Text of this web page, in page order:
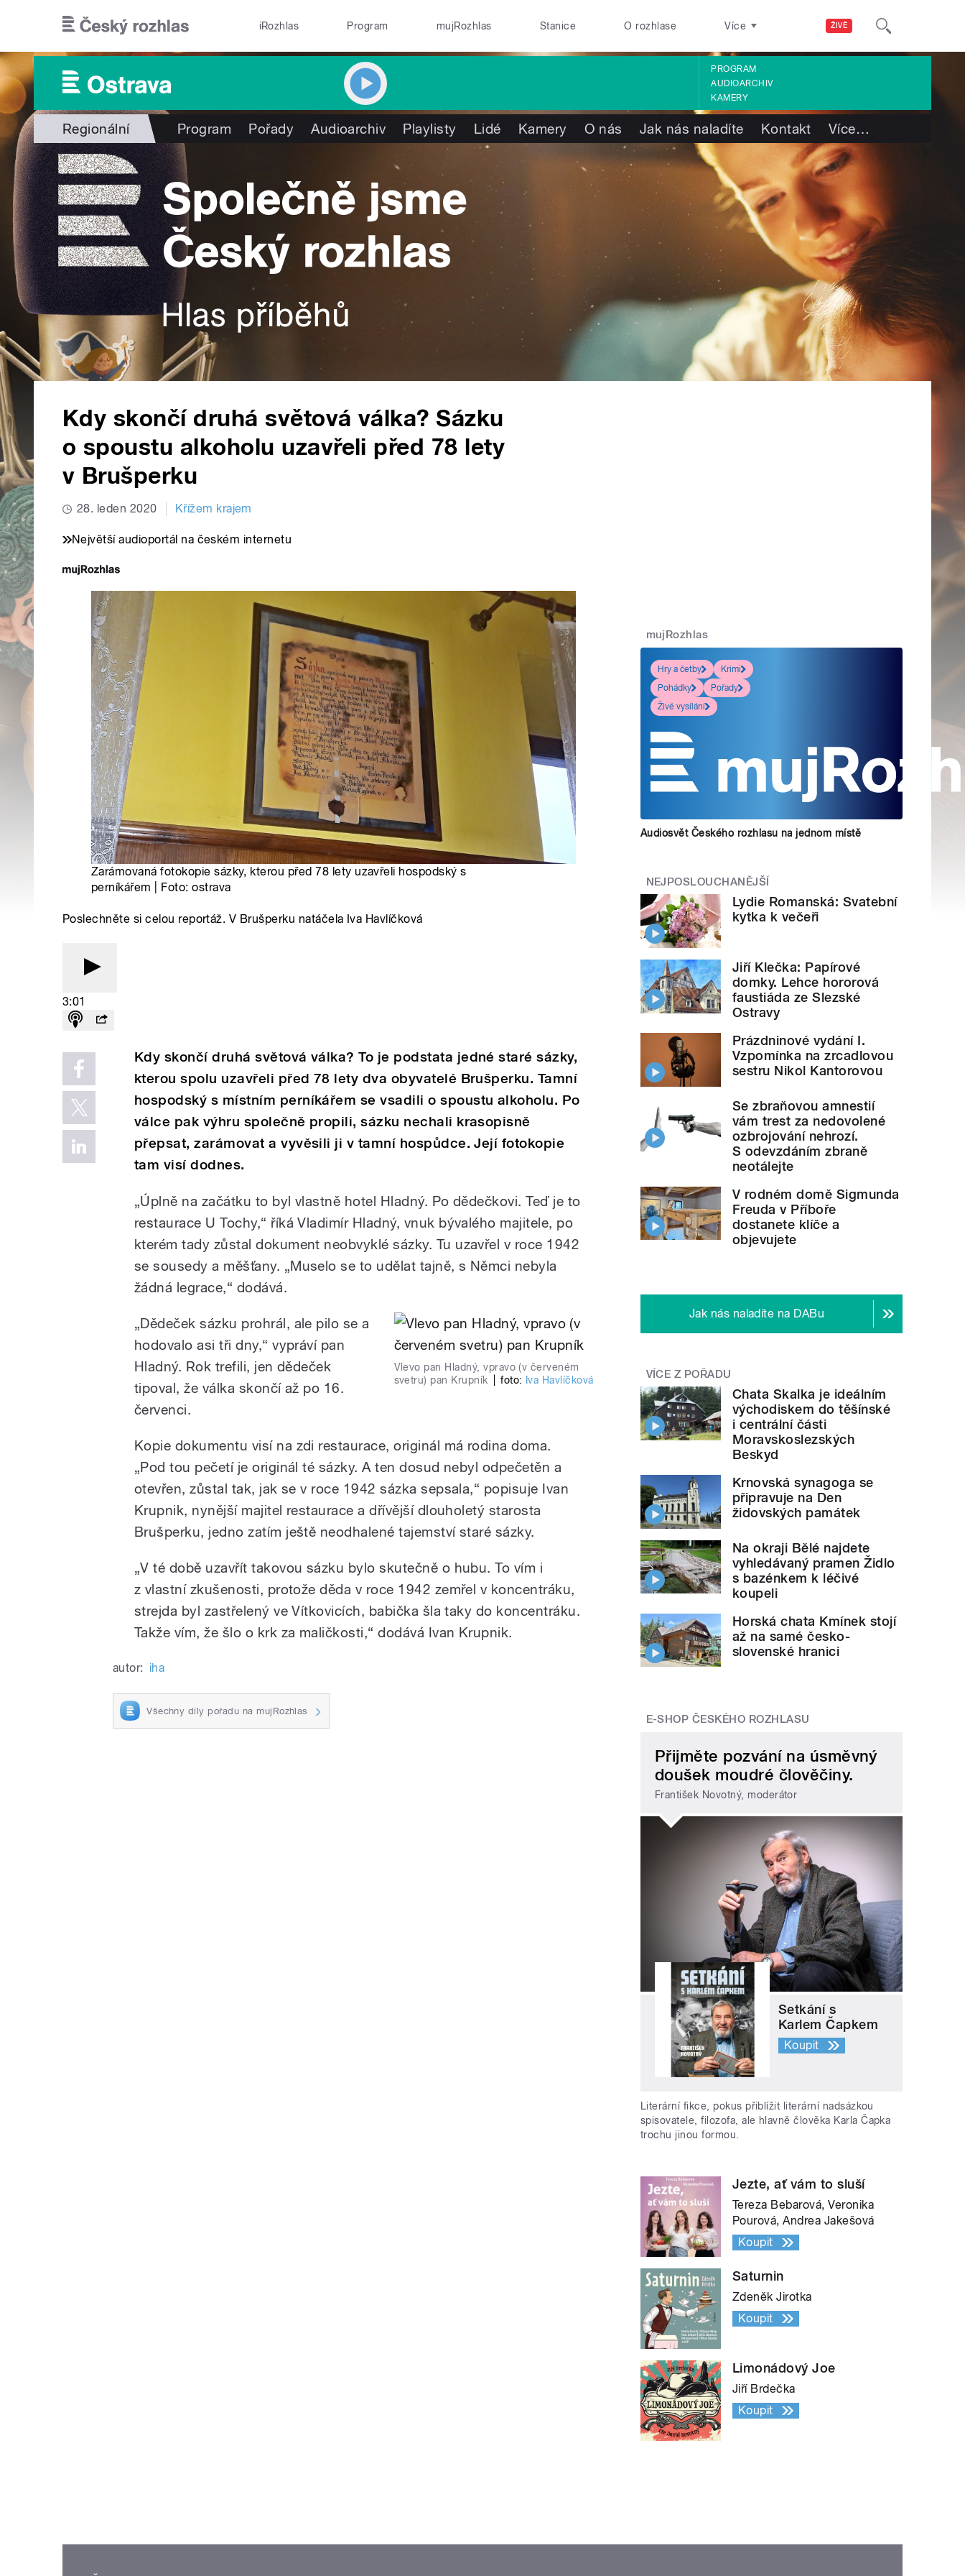
ŽIVĚ
iRozhlas Program mujRozhlas Stanice O rozhlase Více
PROGRAM
AUDIOARCHIV
KAMERY
Regionální Program Pořady Audioarchiv Playlisty Lidé Kamery O nás Jak nás naladíte Kontakt Více…
Kdy skončí druhá světová válka? Sázku
o spoustu alkoholu uzavřeli před 78 lety
v Brušperku
28. leden 2020 Křížem krajem
Největší audioportál na českém internetu
Zarámovaná fotokopie sázky, kterou před 78 lety uzavřeli hospodský s
perníkářem | Foto: ostrava
Poslechněte si celou reportáž. V Brušperku natáčela Iva Havlíčková
3:01
Kdy skončí druhá světová válka? To je podstata jedné staré sázky,
kterou spolu uzavřeli před 78 lety dva obyvatelé Brušperku. Tamní
hospodský s místním perníkářem se vsadili o spoustu alkoholu. Po
válce pak výhru společně propili, sázku nechali krasopisně
přepsat, zarámovat a vyvěsili ji v tamní hospůdce. Její fotokopie
tam visí dodnes.
„Úplně na začátku to byl vlastně hotel Hladný. Po dědečkovi. Teď je to
restaurace U Tochy,“ říká Vladimír Hladný, vnuk bývalého majitele, po
kterém tady zůstal dokument neobvyklé sázky. Tu uzavřel v roce 1942
se sousedy a měšťany. „Muselo se to udělat tajně, s Němci nebyla
žádná legrace,“ dodává.
Vlevo pan Hladný, vpravo (v červeném
svetru) pan Krupník
foto: Iva Havlíčková
„Dědeček sázku prohrál, ale pilo se a
hodovalo asi tři dny,“ vypráví pan
Hladný. Rok trefili, jen dědeček
tipoval, že válka skončí až po 16.
červenci.
Kopie dokumentu visí na zdi restaurace, originál má rodina doma.
„Pod tou pečetí je originál té sázky. A ten dosud nebyl odpečetěn a
otevřen, zůstal tak, jak se v roce 1942 sázka sepsala,“ popisuje Ivan
Krupnik, nynější majitel restaurace a dřívější dlouholetý starosta
Brušperku, jedno zatím ještě neodhalené tajemství staré sázky.
„V té době uzavřít takovou sázku bylo skutečně o hubu. To vím i
z vlastní zkušenosti, protože děda v roce 1942 zemřel v koncentráku,
strejda byl zastřelený ve Vítkovicích, babička šla taky do koncentráku.
Takže vím, že šlo o krk za maličkosti,“ dodává Ivan Krupnik.
autor: iha
Všechny díly pořadu na mujRozhlas
mujRozhlas
Hry a četby
Krimi
Pohádky
Pořady
Živé vysílání
Audiosvět Českého rozhlasu na jednom místě
NEJPOSLOUCHANĚJŠÍ
Lydie Romanská: Svatební
kytka k večeři
Jiří Klečka: Papírové
domky. Lehce hororová
faustiáda ze Slezské
Ostravy
Prázdninové vydání I.
Vzpomínka na zrcadlovou
sestru Nikol Kantorovou
Se zbraňovou amnestií
vám trest za nedovolené
ozbrojování nehrozí.
S odevzdáním zbraně
neotálejte
V rodném domě Sigmunda
Freuda v Příboře
dostanete klíče a
objevujete
Jak nás naladíte na DABu
VÍCE Z POŘADU
Chata Skalka je ideálním
východiskem do těšínské
i centrální části
Moravskoslezských
Beskyd
Krnovská synagoga se
připravuje na Den
židovských památek
Na okraji Bělé najdete
vyhledávaný pramen Židlo
s bazénkem k léčivé
koupeli
Horská chata Kmínek stojí
až na samé česko-
slovenské hranici
E-SHOP ČESKÉHO ROZHLASU
Přijměte pozvání na úsměvný
doušek moudré člověčiny.
František Novotný, moderátor
Setkání s
Karlem Čapkem
Koupit
Literární fikce, pokus přiblížit literární nadsázkou
spisovatele, filozofa, ale hlavně člověka Karla Čapka
trochu jinou formou.
Jezte, ať vám to sluší
Tereza Bebarová, Veronika
Pourová, Andrea Jakešová
Koupit
Saturnin
Zdeněk Jirotka
Koupit
Limonádový Joe
Jiří Brdečka
Koupit